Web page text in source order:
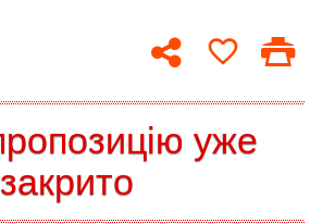
уже
закрито